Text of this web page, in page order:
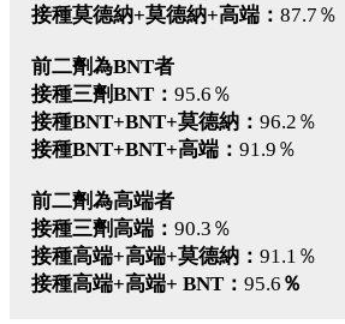
接種莫德納+莫德納+高端： 87.7％
前二劑為BNT者
接種三劑BNT： 95.6％
接種BNT+BNT+莫德納： 96.2％
接種BNT+BNT+高端： 91.9％
前二劑為高端者
接種三劑高端： 90.3％
接種高端+高端+莫德納： 91.1％
接種高端+高端+ BNT： 95.6 ％